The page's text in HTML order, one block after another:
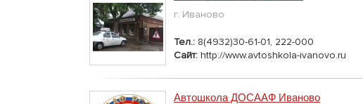
г. Иваново
Тел.: 8(4932)30-61-01, 222-000
Сайт: http://www.avtoshkola-ivanovo.ru
Автошкола ДОСААФ Иваново